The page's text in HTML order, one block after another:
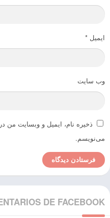
ایمیل *
وب‌ سایت
ذخیره نام، ایمیل و وبسایت من
می‌نویسم.
DE FACEBOOK